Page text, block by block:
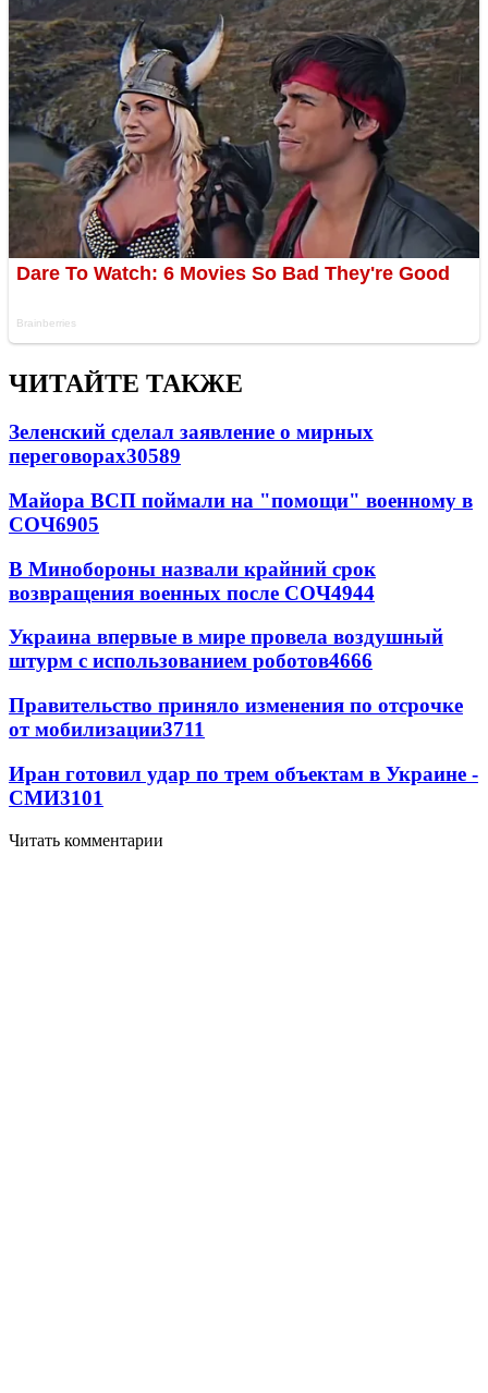
ЧИТАЙТЕ ТАКЖЕ
Зеленский сделал заявление о мирных
переговорах30589
Майора ВСП поймали на "помощи" военному в
СОЧ6905
В Минобороны назвали крайний срок
возвращения военных после СОЧ4944
Украина впервые в мире провела воздушный
штурм с использованием роботов4666
Правительство приняло изменения по отсрочке
от мобилизации3711
Иран готовил удар по трем объектам в Украине -
СМИ3101
Читать комментарии